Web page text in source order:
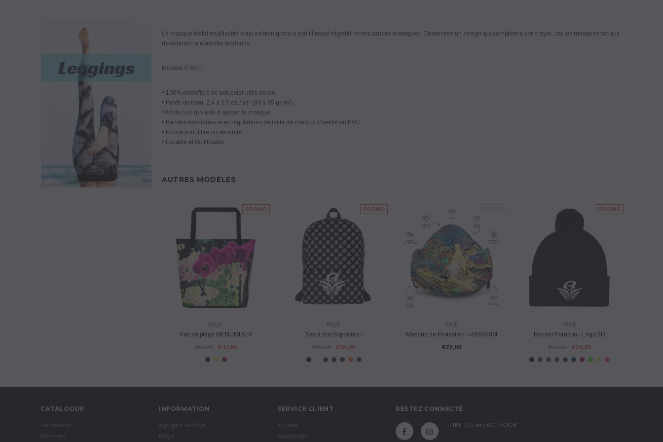
Le masque facial réutilisable vous ira bien grâce à son fil nasal réglable et ses bandes élastiques. Choisissez un design qui complètera votre style, car les masques faciaux
deviennent la nouvelle tendance.
Modèle: ËYAËL
• 100% microfibre de polyester ultra douce
• Poids du tissu: 2,4 à 2,5 oz / yd² (80 à 85 g / m²)
• Fil de nez qui aide à ajuster le masque
• Bandes élastiques avec régulateurs de taille de contour d'oreille en PVC
• Poche pour filtre ou serviette
• Lavable et réutilisable
AUTRES MODÈLES
PROMO
VUE RAPIDE
RbyE
Sac de plage MENIJIM A18
€47,90
PROMO
RbyE
Sac à dos Signature I
€55,90
RbyE
Masque de Protection HASSARIM
€22,00
PROMO
VUE RAPIDE
RbyE
Bonnet Pompon - Logo 3D
€24,95
CATALOGUE
Recherche
Femmes
INFORMATION
à propos de RbyE
FAQs
SERVICE CLIENT
Accueil
Recherche
RESTEZ CONNECTÉ
LIKE US on FACEBOOK